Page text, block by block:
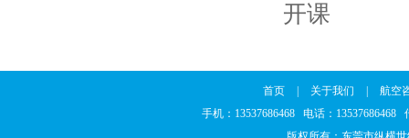
开课
首页 关于我们
航空
手机：13537686468 电话：13537686468